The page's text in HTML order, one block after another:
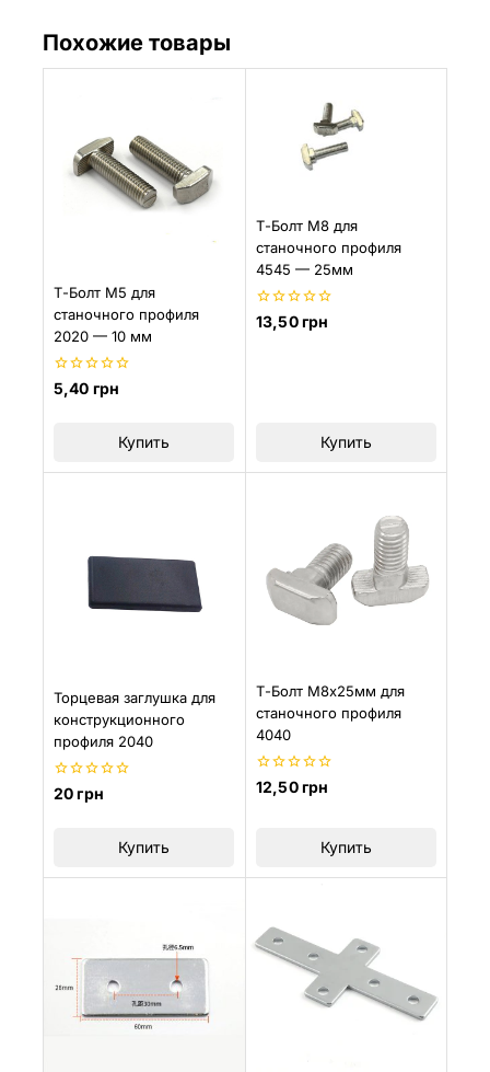
Похожие товары
Т-Болт М5 для
станочного профиля
2020 — 10 мм
0
из
5,40 грн
Купить
Т-Болт М8 для
станочного профиля
4545 — 25мм
0
из
13,50грн
Купить
Торцевая заглушка для
конструкционного
профиля 2040
0
20грн
Купить
Т-Болт М8х25мм для
станочного профиля
4040
0
12,50грн
Купить